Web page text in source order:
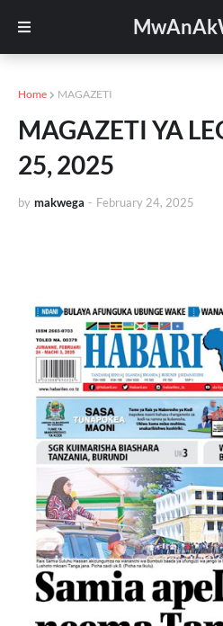
Home MAGAZETI
MAGAZETI YA
25, 2025
by makwega - February 24, 2025